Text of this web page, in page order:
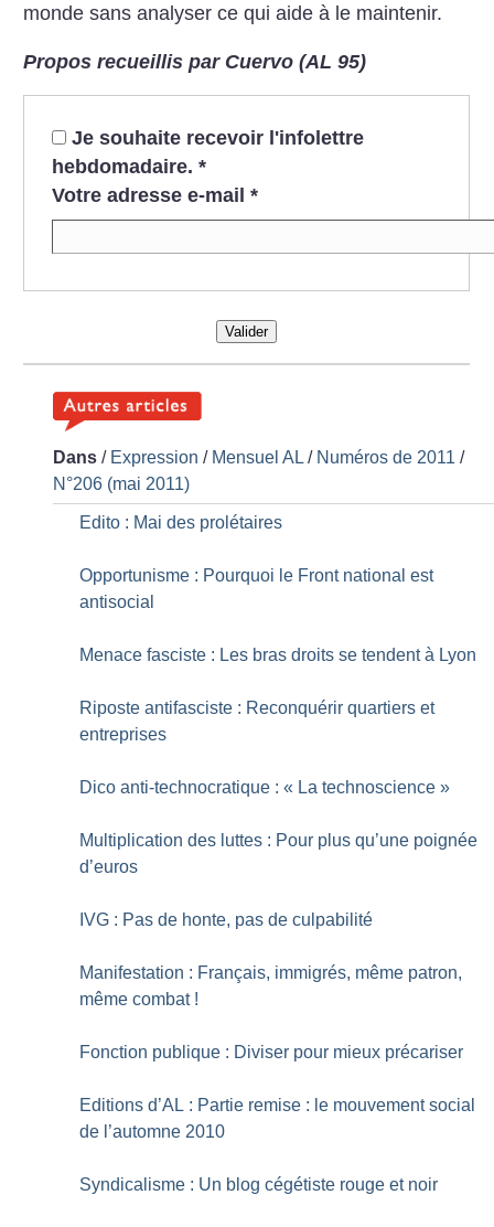
monde sans analyser ce qui aide à le maintenir.
Propos recueillis par Cuervo (AL 95)
Je souhaite recevoir l'infolettre
hebdomadaire. *
Votre adresse e-mail *
Valider
Dans / Expression / Mensuel AL / Numéros de 2011 /
N°206 (mai 2011)
Edito : Mai des prolétaires
Opportunisme : Pourquoi le Front national est
antisocial
Menace fasciste : Les bras droits se tendent à Lyon
Riposte antifasciste : Reconquérir quartiers et
entreprises
Dico anti-technocratique : « La technoscience »
Multiplication des luttes : Pour plus qu’une poignée
d’euros
IVG : Pas de honte, pas de culpabilité
Manifestation : Français, immigrés, même patron,
même combat !
Fonction publique : Diviser pour mieux précariser
Editions d’AL : Partie remise : le mouvement social
de l’automne 2010
Syndicalisme : Un blog cégétiste rouge et noir